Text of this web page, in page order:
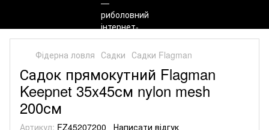
Фідерна ловля Садки Садки Flagman
Садок прямокутний Flagman
Keepnet 35x45см nylon mesh
200см
Артикул: FZ45207200 Написати відгук